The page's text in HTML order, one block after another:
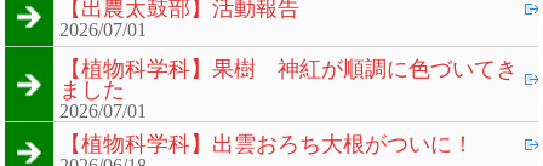
【出農太鼓部】活動報告
2026/07/01
【植物科学科】果樹 神紅が順調に色づいてき
ました
2026/07/01
【植物科学科】出雲おろち大根がついに！